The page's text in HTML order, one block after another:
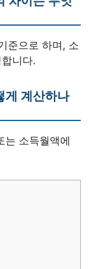
준으로 하며, 소
니다.
게 계산하나
는 소득월액에